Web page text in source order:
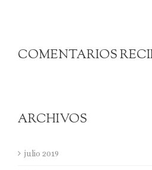
COMENTARIOS
ARCHIVOS
julio 2019